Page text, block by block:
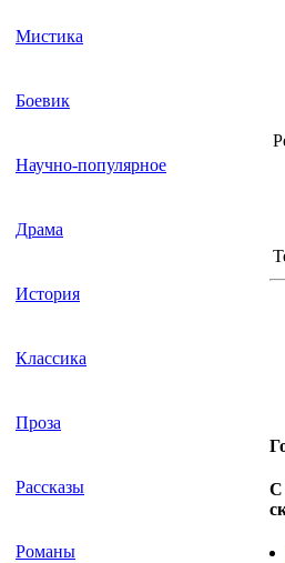
Мистика
Боевик
Научно-популярное
Драма
История
Классика
Проза
Рассказы
Романы
С